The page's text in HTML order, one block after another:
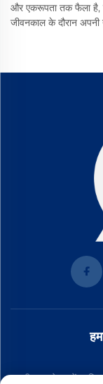
और एकरूपता तक फैला है,
जीवनकाल के दौरान अपनी
हमारी न्यूज़लेटर में